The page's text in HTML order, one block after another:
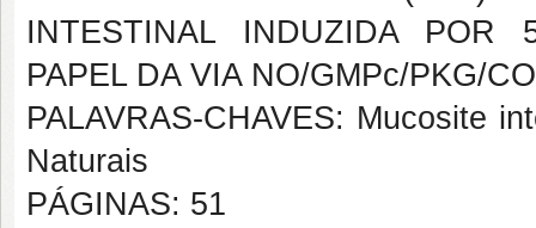
INTESTINAL INDUZIDA POR
PAPEL DA VIA NO/GMPc/PKG/
PALAVRAS-CHAVES: Mucosite
Naturais
PÁGINAS: 51